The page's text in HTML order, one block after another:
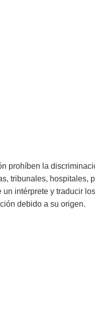
prohíben la
tribunales, hospitales,
intérprete y traducir
debido a su origen.